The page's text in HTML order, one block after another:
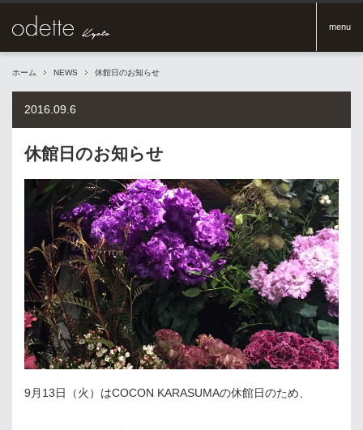
menu
ホーム NEWS 休館日のお知らせ
2016.09.6
休館日のお知らせ
9月13日（火）はCOCON KARASUMAの休館日のため、